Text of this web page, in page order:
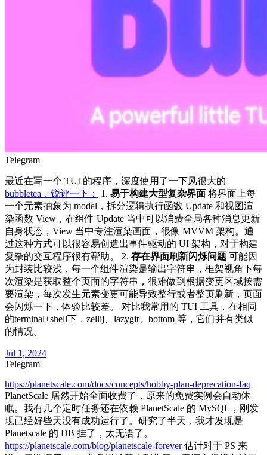
Telegram
最近在写一个 TUI 的程序，深度使用了一下风很大的
bubbletea，锐评一下：
1. 易于构建大型复杂界面 将界面上每
一个元素抽象为 model，拆分逻辑执行函数 Update 和视图渲
染函数 View，在组件 Update 当中可以消费全局各种消息更新
自身状态，View 当中专注渲染画面，很像 MVVM 架构。通
过这种方式可以很容易创造出事件驱动的 UI 架构，对于构建
复杂的交互程序很有帮助。 2. 存在界面刷新闪烁问题 可能因
为封装比较浅，每一个组件渲染是输出字符串，框架视角下每
次渲染是获取整个页面的字符串，很难做到根据变更区域按需
要渲染，每次发生元素变更可能导致整行或者整页刷新，页面
会闪烁一下，体验比较差。 对比我常用的 TUI 工具，在相同
的terminal+shell下，zellij、lazygit、bottom 等，它们并有类似
的情况。
Jul 1, 2024
Telegram
https://planetscale.com/docs/concepts/hobby-plan-deprecation-faq
PlanetScale 居然开始全面收费了，原来的免费实例会自动休
眠。我有几个定时任务还在依赖 PlanetScale 的 MySQL，刚发
现已经好些天没有成功运行了。研究了半天，我才发现是
Planetscale 的 DB 挂了，太无语了。
https://planetscale.com/blog/planetscale-forever估计对于 PS 来